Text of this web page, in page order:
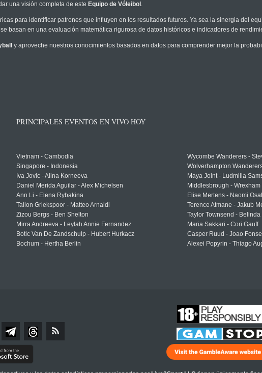
una visión completa de este Equipo de Vóleibol .
para identificar patrones que influyen en los resultados futuros. Ya sea la sinergia del
basan en una evaluación matemática rigurosa de datos históricos e indicadores de
y aproveche nuestros conocimientos basados en datos para comprender mejor la
PRINCIPALES EVENTOS EN VIVO HOY
Vietnam - Cambodia
Singapore - Indonesia
Iva Jovic - Alina Korneeva
Daniel Merida Aguilar - Alex Michelsen
Ann Li - Elena Rybakina
Tallon Griekspoor - Matteo Arnaldi
Zizou Bergs - Ben Shelton
Mirra Andreeva - Leylah Annie Fernandez
Botic Van De Zandschulp - Hubert Hurkacz
Bochum - Hertha Berlin
Wycombe Wanderers -
Wolverhampton
Maya Joint - Ludmilla
Middlesbrough - Wrexham
Elise Mertens - Naomi
Terence Atmane - Jakub
Taylor Townsend -
Maria Sakkari - Cori Gauff
Casper Ruud - Joao
Alexei Popyrin - Thiago